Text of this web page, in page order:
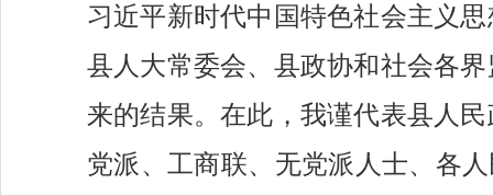
习近平新时代中国特色社会主义
县人大常委会、县政协和社会各
来的结果。在此，我谨代表县人
党派、工商联、无党派人士、各